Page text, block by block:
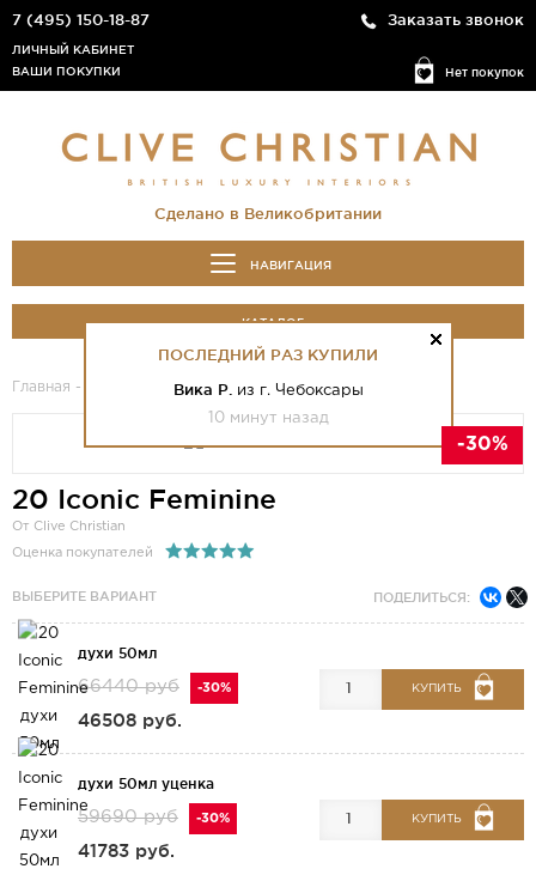
7 (495) 150-18-87 Заказать звонок
Нет покупок
ЛИЧНЫЙ КАБИНЕТ
ВАШИ ПОКУПКИ
Сделано в Великобритании
НАВИГАЦИЯ
КАТАЛОГ
Главная - - 20 Iconic Feminine
-30%
ПОСЛЕДНИЙ РАЗ КУПИЛИ
Вика Р. из г. Чебоксары
10 минут назад
20 Iconic Feminine
От Clive Christian
Оценка покупателей
ВЫБЕРИТЕ ВАРИАНТ ПОДЕЛИТЬСЯ:
духи 50мл
66440 руб -30%
46508 руб.
КУПИТЬ
духи 50мл уценка
59690 руб -30%
41783 руб.
КУПИТЬ